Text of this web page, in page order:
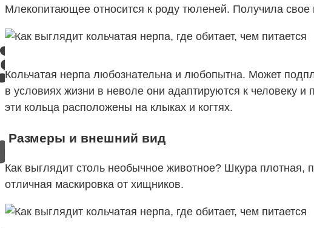
Млекопитающее относится к роду тюленей. Получила свое
Кольчатая нерпа любознательна и любопытна. Может
в условиях жизни в неволе они адаптируются к человеку
эти кольца расположены на клыках и когтях.
Размеры и внешний вид
Как выглядит столь необычное животное? Шкура плотная,
отличная маскировка от хищников.